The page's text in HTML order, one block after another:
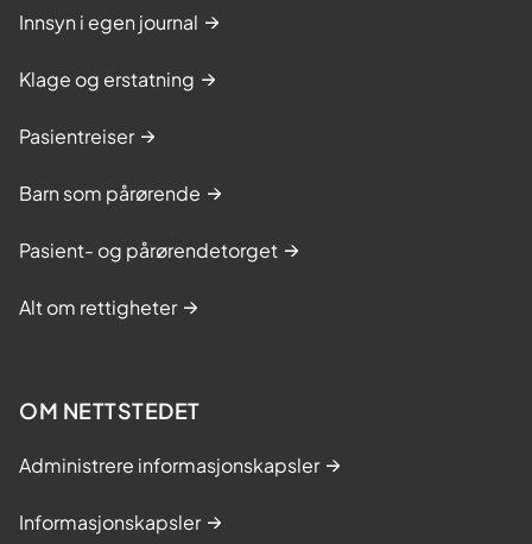
Innsyn i egen journal
Klage og erstatning
Pasientreiser
Barn som pårørende
Pasient- og pårørendetorget
Alt om rettigheter
OM NETTSTEDET
Administrere informasjonskapsler
Informasjonskapsler